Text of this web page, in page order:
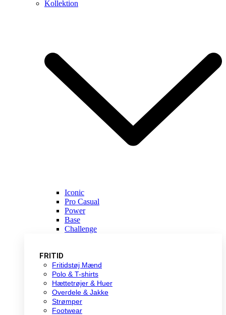
Kollektion
Iconic
Pro Casual
Power
Base
Challenge
FRITID
Fritidstøj Mænd
Polo & T-shirts
Hættetrøjer & Huer
Overdele & Jakke
Strømper
Footwear